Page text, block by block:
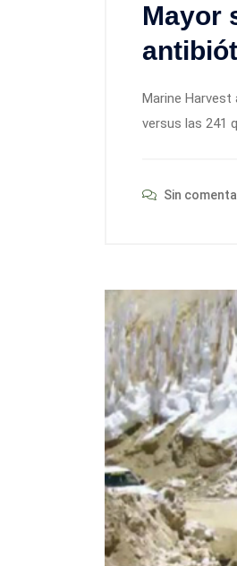
Mayor
Marine
versus las 241
Sin